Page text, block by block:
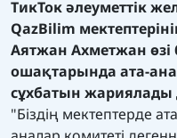
ТикТок әлеуметтік
QazBilim
Аятжан Ахметжан өзі
ошақтарында ата-
сұхбатын жариялады
"Біздің мектептерде